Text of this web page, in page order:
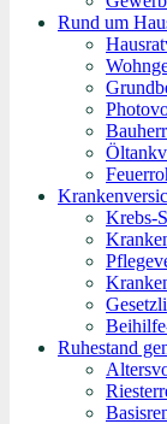
Rund um
Krebs-
Ruhestand